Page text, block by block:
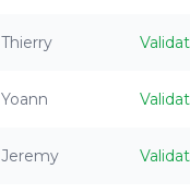
Thierry
Yoann
Jeremy